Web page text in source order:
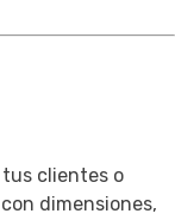
tus clientes o
dimensiones,